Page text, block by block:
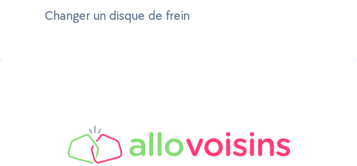
Changer un disque de frein